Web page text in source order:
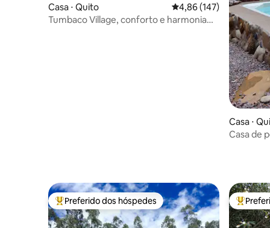
Casa ⋅ Quito 4,86 de uma avaliação
4,86 (147)
Tumbaco Village, conforto e harmonia
Casa ⋅
Casa de
Entre os melhores preferidos dos hóspedes
Preferido dos hóspedes Entre